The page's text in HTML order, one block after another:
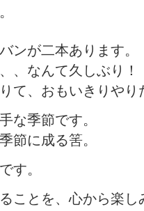
ンが二本あります。
、なんて久しぶり！
て、おもいきりやり
な季節です。
節に成る筈。
す。
ことを、心から楽し